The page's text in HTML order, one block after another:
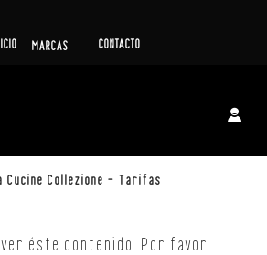
MARCAS CONTACTO
Cucine Collezione – Tarifas
éste contenido. Por favor